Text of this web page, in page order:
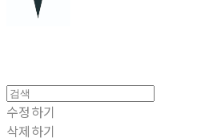
수정하기
삭제하기